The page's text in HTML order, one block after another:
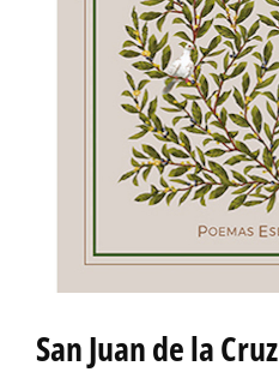
San Juan de la Cruz